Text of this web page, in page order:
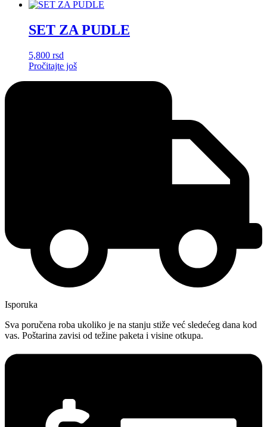
SET ZA PUDLE
5,800 rsd
Pročitajte još
Isporuka
Sva poručena roba ukoliko je na stanju stiže već sledećeg dana kod
vas. Poštarina zavisi od težine paketa i visine otkupa.